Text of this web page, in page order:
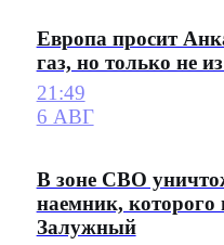
Европа просит
газ, но только не
21:49
6 АВГ
В зоне СВО
наемник, которого
Залужный